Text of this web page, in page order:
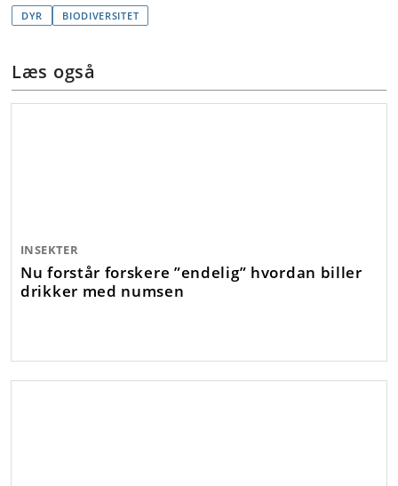
DYR BIODIVERSITET
Læs også
INSEKTER
Nu forstår forskere ”endelig” hvordan biller
drikker med numsen